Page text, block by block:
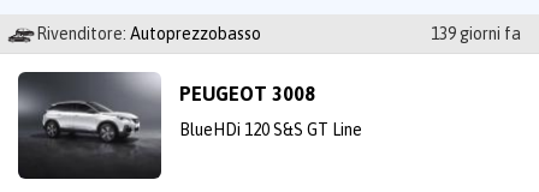
Rivenditore: Autoprezzobasso 139 giorni fa
PEUGEOT 3008
BlueHDi 120 S&S GT Line